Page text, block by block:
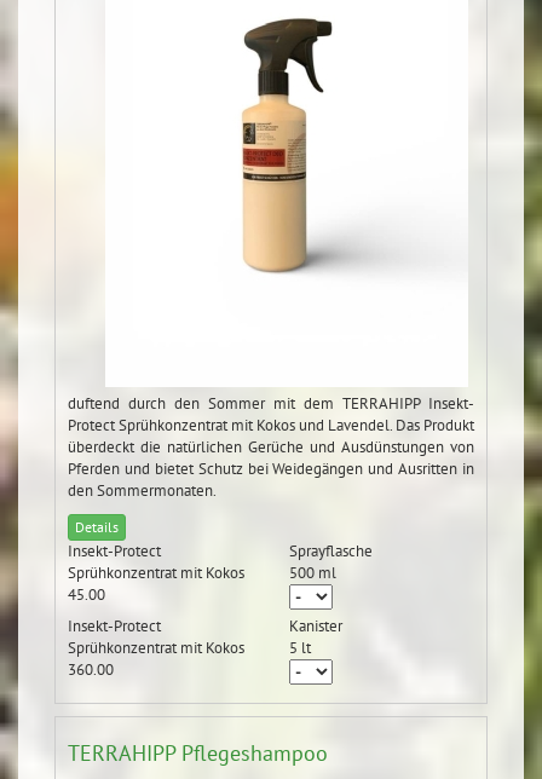
duftend durch den Sommer mit dem TERRAHIPP Insekt-
Protect Sprühkonzentrat mit Kokos und Lavendel. Das Produkt
überdeckt die natürlichen Gerüche und Ausdünstungen von
Pferden und bietet Schutz bei Weidegängen und Ausritten in
den Sommermonaten.
Details
Insekt-Protect
Sprühkonzentrat mit Kokos
Sprayflasche
500 ml
45.00
Insekt-Protect
Sprühkonzentrat mit Kokos
Kanister
5 lt
360.00
TERRAHIPP Pflegeshampoo